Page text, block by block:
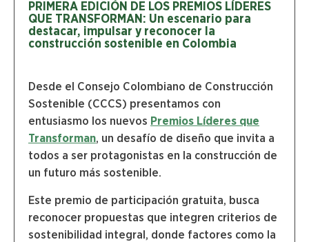
PRIMERA EDICIÓN DE LOS PREMIOS LÍDERES
QUE TRANSFORMAN: Un escenario para
destacar, impulsar y reconocer la
construcción sostenible en Colombia
Desde el Consejo Colombiano de Construcción
Sostenible (CCCS) presentamos con
entusiasmo los nuevos Premios Líderes que
Transforman, un desafío de diseño que invita a
todos a ser protagonistas en la construcción de
un futuro más sostenible.
Este premio de participación gratuita, busca
reconocer propuestas que integren criterios de
sostenibilidad integral, donde factores como la